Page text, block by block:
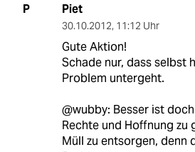
P Piet
30.10.2012, 11:12 Uhr
Gute Aktion!
Schade nur, dass selbst
Problem untergeht.
@wubby: Besser ist
Rechte und Hoffnung zu
Müll zu entsorgen, denn